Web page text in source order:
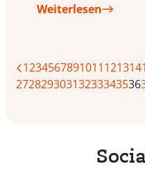
Weiterlesen
1234567891011121314
27282930313233343536